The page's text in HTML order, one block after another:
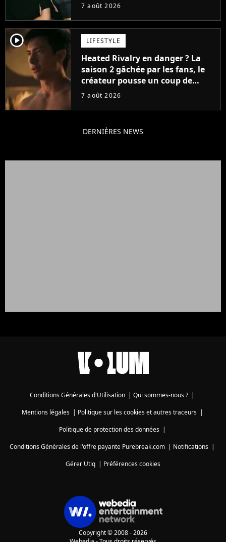
7 août 2026
player2 LIFESTYLE
Heated Rivalry en danger ? La
saison 2 gâchée par les fans, le
créateur pousse un coup de
gueule
7 août 2026
DERNIÈRES NEWS
Conditions Générales d'Utilisation | Qui sommes-nous ? |
Mentions légales| Politique sur les cookies et autres traceurs|
Politique de protection des données|
Conditions Générales de l'offre payante Purebreak.com | Notifications |
Gérer Utiq | Préférences cookies
Copyright © 2008 - 2026